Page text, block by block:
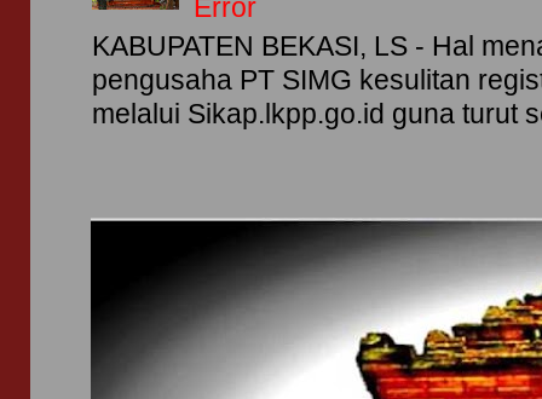
Error
KABUPATEN BEKASI, LS - Hal
pengusaha PT SIMG kesulitan
melalui Sikap.lkpp.go.id guna turut